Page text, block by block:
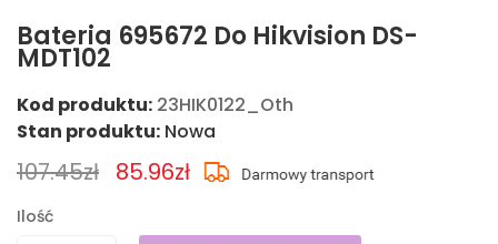
Bateria 695672 Do Hikvision DS-
MDT102
Kod produktu: 23HIK0122_Oth
Stan produktu: Nowa
107.45zł 85.96zł
Ilość